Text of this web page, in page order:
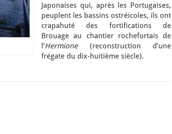
Japonaises qui, après les Portugaises,
peuplent les bassins ostréicoles, ils ont
crapahuté des fortifications de
Brouage au chantier rochefortais de
l’Hermione(reconstruction d’une
frégate du dix-huitième siècle).